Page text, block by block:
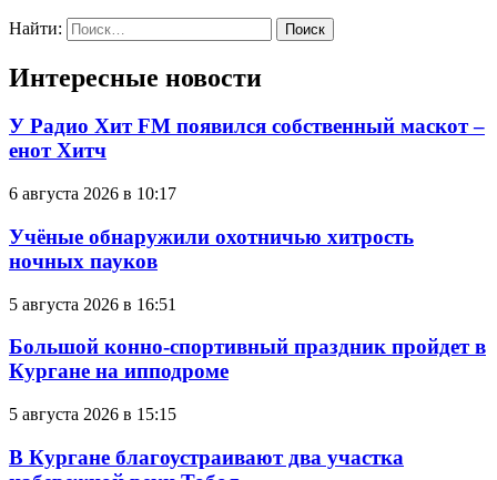
Найти:
Интересные новости
У Радио Хит FM появился собственный маскот –
енот Хитч
6 августа 2026 в 10:17
Учёные обнаружили охотничью хитрость
ночных пауков
5 августа 2026 в 16:51
Большой конно-спортивный праздник пройдет в
Кургане на ипподроме
5 августа 2026 в 15:15
В Кургане благоустраивают два участка